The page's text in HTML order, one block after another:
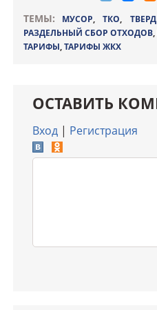
ТЕМЫ:
МУСОР,ТКО,
РАЗДЕЛЬНЫЙ СБОР ОТХОДОВ,
ТАРИФЫ,ТАРИФЫ ЖКХ
ОСТАВИТЬ
Вход| Регистрация